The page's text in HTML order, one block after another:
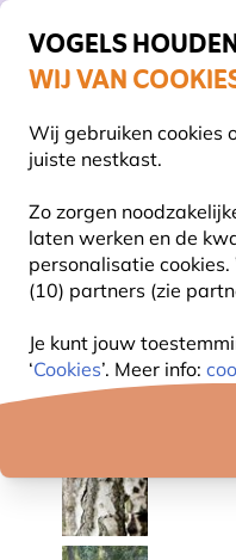
VOGELS
WIJ VAN
Wij gebruiken cookies
juiste nestkast.
Zo zorgen
laten werken en de
personalisatie cookies.
(10) partners (zie
Je kunt jouw
‘Cookies’. Meer info:
Uitstekend
Gratis
VOGELVOER